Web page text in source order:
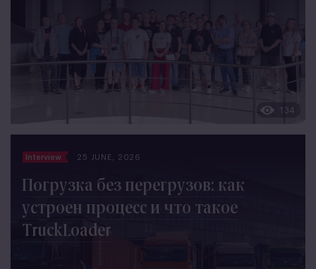
134
Interview 25 JUNE, 2026
Погрузка без перегрузов: как
устроен процесс и что такое
TruckLoader